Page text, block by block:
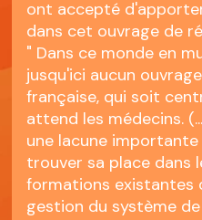
ont accepté
dans cet ouvrage de
" Dans ce monde en
jusqu'ici aucun
française, qui soit
attend les médecins.
une lacune
trouver sa place dans
formations existantes
gestion du système